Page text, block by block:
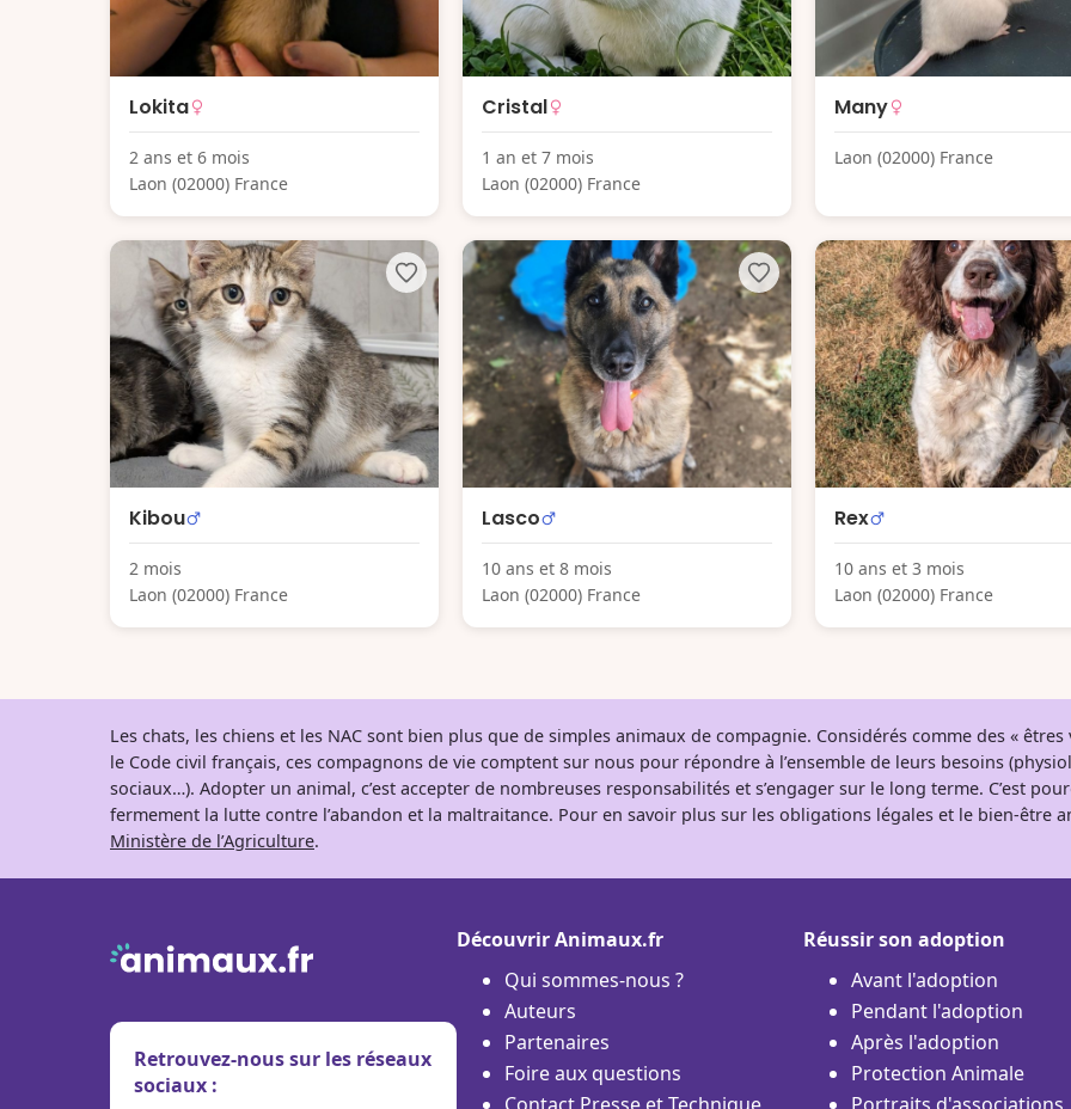
Lokita
2 ans et 6 mois
Laon (02000) France
Cristal
1 an et 7 mois
Laon (02000) France
Many
Laon (02000) France
Kibou
2 mois
Laon (02000) France
Lasco
10 ans et 8 mois
Laon (02000) France
Rex
10 ans et 3 mois
Laon (02000) France
Les chats, les chiens et les NAC sont bien plus que de simples animaux de compagnie. Considérés comme des «
le Code civil français, ces compagnons de vie comptent sur nous pour répondre à l’ensemble de leurs besoins
sociaux…). Adopter un animal, c’est accepter de nombreuses responsabilités et s’engager sur le long terme. C’est
fermement la lutte contre l’abandon et la maltraitance. Pour en savoir plus sur les obligations légales et le bien-être
Ministère de l’Agriculture.
Retrouvez-nous sur les réseaux
sociaux :
Découvrir Animaux.fr
Qui sommes-nous ?
Auteurs
Partenaires
Foire aux questions
Contact Presse et Technique
Réussir son adoption
Avant l'adoption
Pendant l'adoption
Après l'adoption
Protection Animale
Portraits d'associations